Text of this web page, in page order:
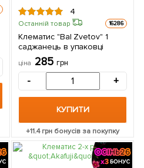
4
Останній товар 16286
Клематис "Bal Zvetov" 1
саджанець в упаковці
ціна 285 грн
- +
КУПИТИ
+11.4грн бонусів за покупку